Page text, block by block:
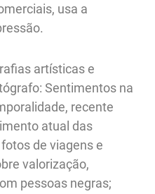
usa a
artísticas e
Sentimentos na
recente
atual das
de viagens e
valorização,
pessoas negras;